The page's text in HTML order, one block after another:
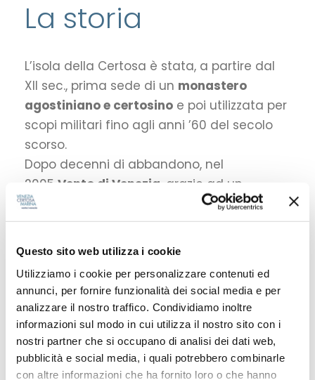
Questo sito web utilizza i cookie
Utilizziamo i cookie per personalizzare contenuti ed
annunci, per fornire funzionalità dei social media e per
analizzare il nostro traffico. Condividiamo inoltre
informazioni sul modo in cui utilizza il nostro sito con i
nostri partner che si occupano di analisi dei dati web,
pubblicità e social media, i quali potrebbero combinarle
con altre informazioni che ha fornito loro o che hanno
La storia
L’isola della Certosa è stata, a partire dal
XII sec., prima sede di un monastero
agostiniano e certosino e poi utilizzata per
scopi militari fino agli anni ’60 del secolo
scorso.
Dopo decenni di abbandono, nel
2005 Vento di Venezia , grazie ad un
partenariato pubblico – privato, si è
insediata nell’Isola dando vita ad una serie
attività di valorizzazione e
Leggi tutto